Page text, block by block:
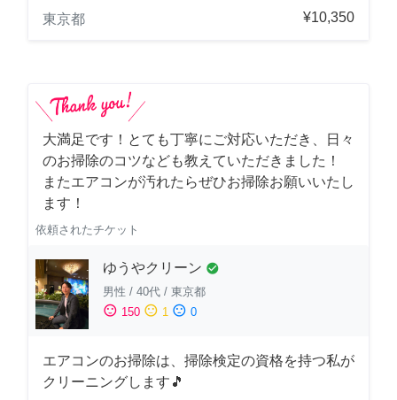
東京都
¥10,350
大満足です！とても丁寧にご対応いただき、日々
のお掃除のコツなども教えていただきました！
またエアコンが汚れたらぜひお掃除お願いいたし
ます！
依頼されたチケット
ゆうやクリーン check_circle
男性 / 40代 / 東京都
sentiment_satisfied 150 sentiment_neutral 1 sentiment_dissatisfied 0
エアコンのお掃除は、掃除検定の資格を持つ私が
クリーニングします🎵